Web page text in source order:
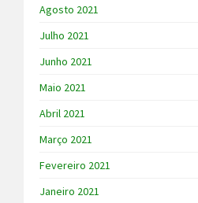
Agosto 2021
Julho 2021
Junho 2021
Maio 2021
Abril 2021
Março 2021
Fevereiro 2021
Janeiro 2021